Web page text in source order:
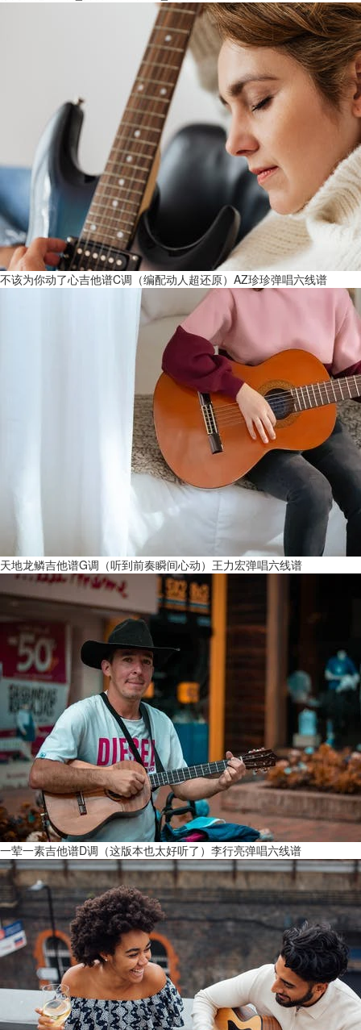
不该为你动了心吉他谱C调（编配动人超还原）AZ珍珍弹唱六线谱
天地龙鳞吉他谱G调（听到前奏瞬间心动）王力宏弹唱六线谱
一荤一素吉他谱D调（这版本也太好听了）李行亮弹唱六线谱